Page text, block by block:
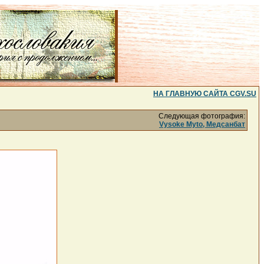
НА ГЛАВНУЮ САЙТА CGV.SU
Следующая фотография:
Vysoke Myto, Медсанбат